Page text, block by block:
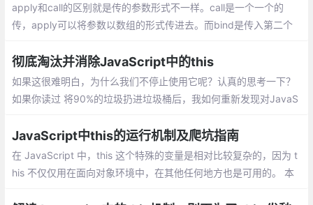
apply和call的区别就是传的参数形式不一样。call是一个一个的
传，apply可以将参数以数组的形式传进去。而bind是传入第二个
彻底淘汰并消除JavaScript中的this
如果这很难明白，为什么我们不停止使用它呢？认真的思考一下？
如果你读过 将90%的垃圾扔进垃圾桶后，我如何重新发现对JavaS
JavaScript中this的运行机制及爬坑指南
在 JavaScript 中，this 这个特殊的变量是相对比较复杂的，因为 t
his 不仅仅用在面向对象环境中，在其他任何地方也是可用的。 本